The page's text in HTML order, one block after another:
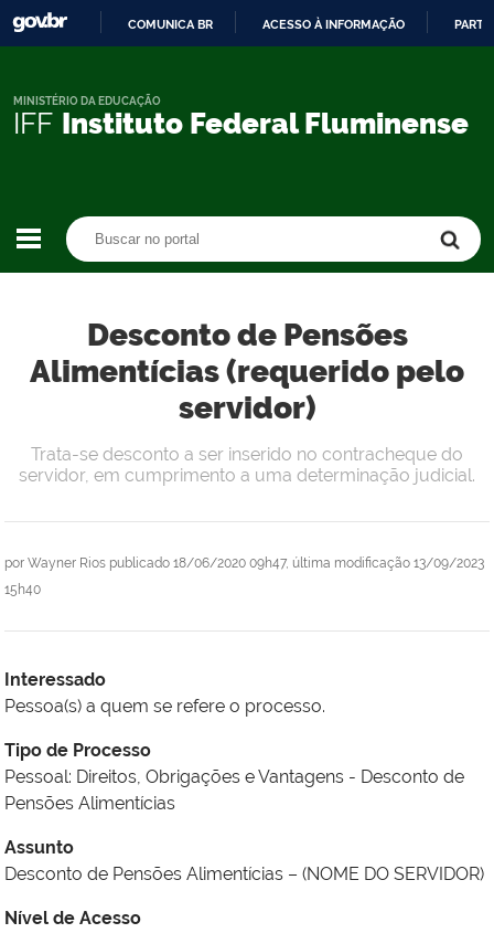
CONTEÚDO
COMUNICA BR ACESSO À INFORMAÇÃO
IFF Instituto Federal Fluminense
MINISTÉRIO DA EDUCAÇÃO
Desconto de Pensões
Alimentícias (requerido pelo
servidor)
por Wayner Rios publicado 18/06/2020 09h47, última modificação 13/09/2023
15h40
Trata-se desconto a ser inserido no contracheque do
servidor, em cumprimento a uma determinação judicial.
Interessado
Pessoa(s) a quem se refere o processo.
Tipo de Processo
Pessoal: Direitos, Obrigações e Vantagens - Desconto de
Pensões Alimentícias
Assunto
Desconto de Pensões Alimentícias – (NOME DO SERVIDOR)
Nível de Acesso